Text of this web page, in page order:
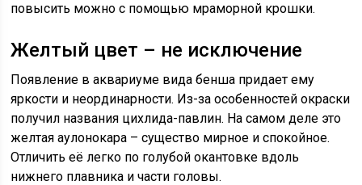
повысить можно с помощью мраморной крошки.
Желтый цвет – не исключение
Появление в аквариуме вида бенша придает ему
яркости и неординарности. Из-за особенностей окраски
получил названия цихлида-павлин. На самом деле это
желтая аулонокара – существо мирное и спокойное.
Отличить её легко по голубой окантовке вдоль
нижнего плавника и части головы.